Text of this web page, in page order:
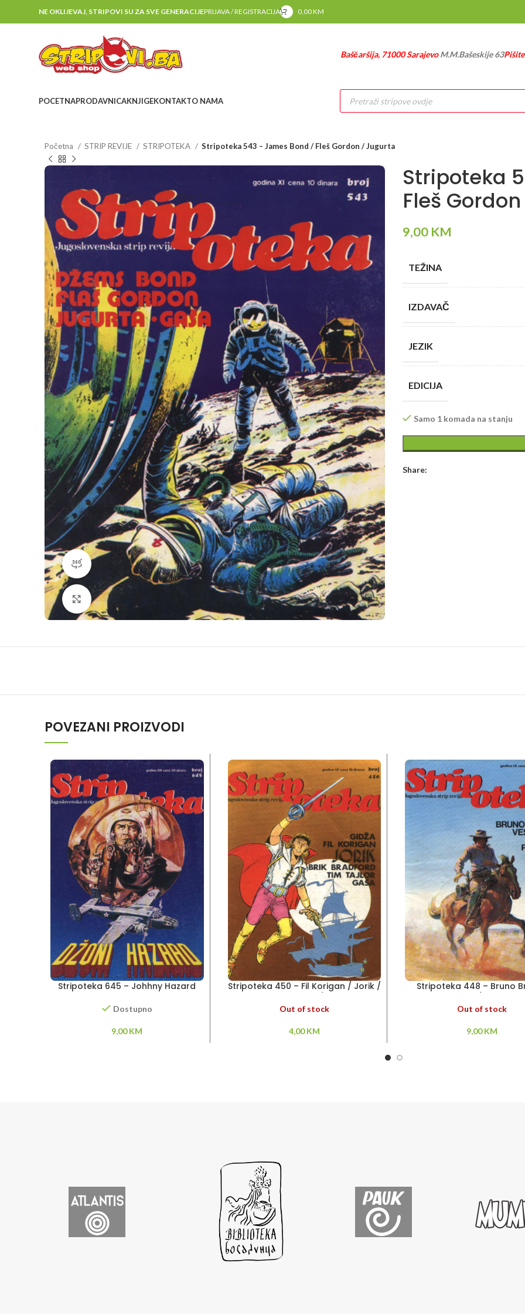
NE OKLIJEVAJ, STRIPOVI SU ZA SVE GENERACIJEPRIJAVA / REGISTRACIJA 0,00KM
Baščaršija, 71000 SarajevoM.M.Bašeskije 63
POCETNAPRODAVNICAKNJIGEKONTAKTO NAMA
Products
search
Početna STRIP REVIJE STRIPOTEKA Stripoteka 543 – James Bond / Fleš Gordon / Jugurta
360 product view
Klikni da povečaš
Stripoteka
Fleš
9,00 KM
TEŽINA
IZDAVAČ
JEZIK
EDICIJA
Samo 1 komada na stanju
Share:
POVEZANI PROIZVODI
Stripoteka 645 – Johhny Hazard
Dostupno
9,00KM
Stripoteka 450 – Fil Korigan / Jorik /
Out of stock
4,00KM
Stripoteka 448 – Bruno
Out of stock
9,00KM